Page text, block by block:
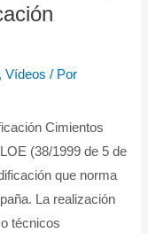
,Vídeos / Por
Cimientos
(38/1999 de 5 de
que norma
La realización
técnicos